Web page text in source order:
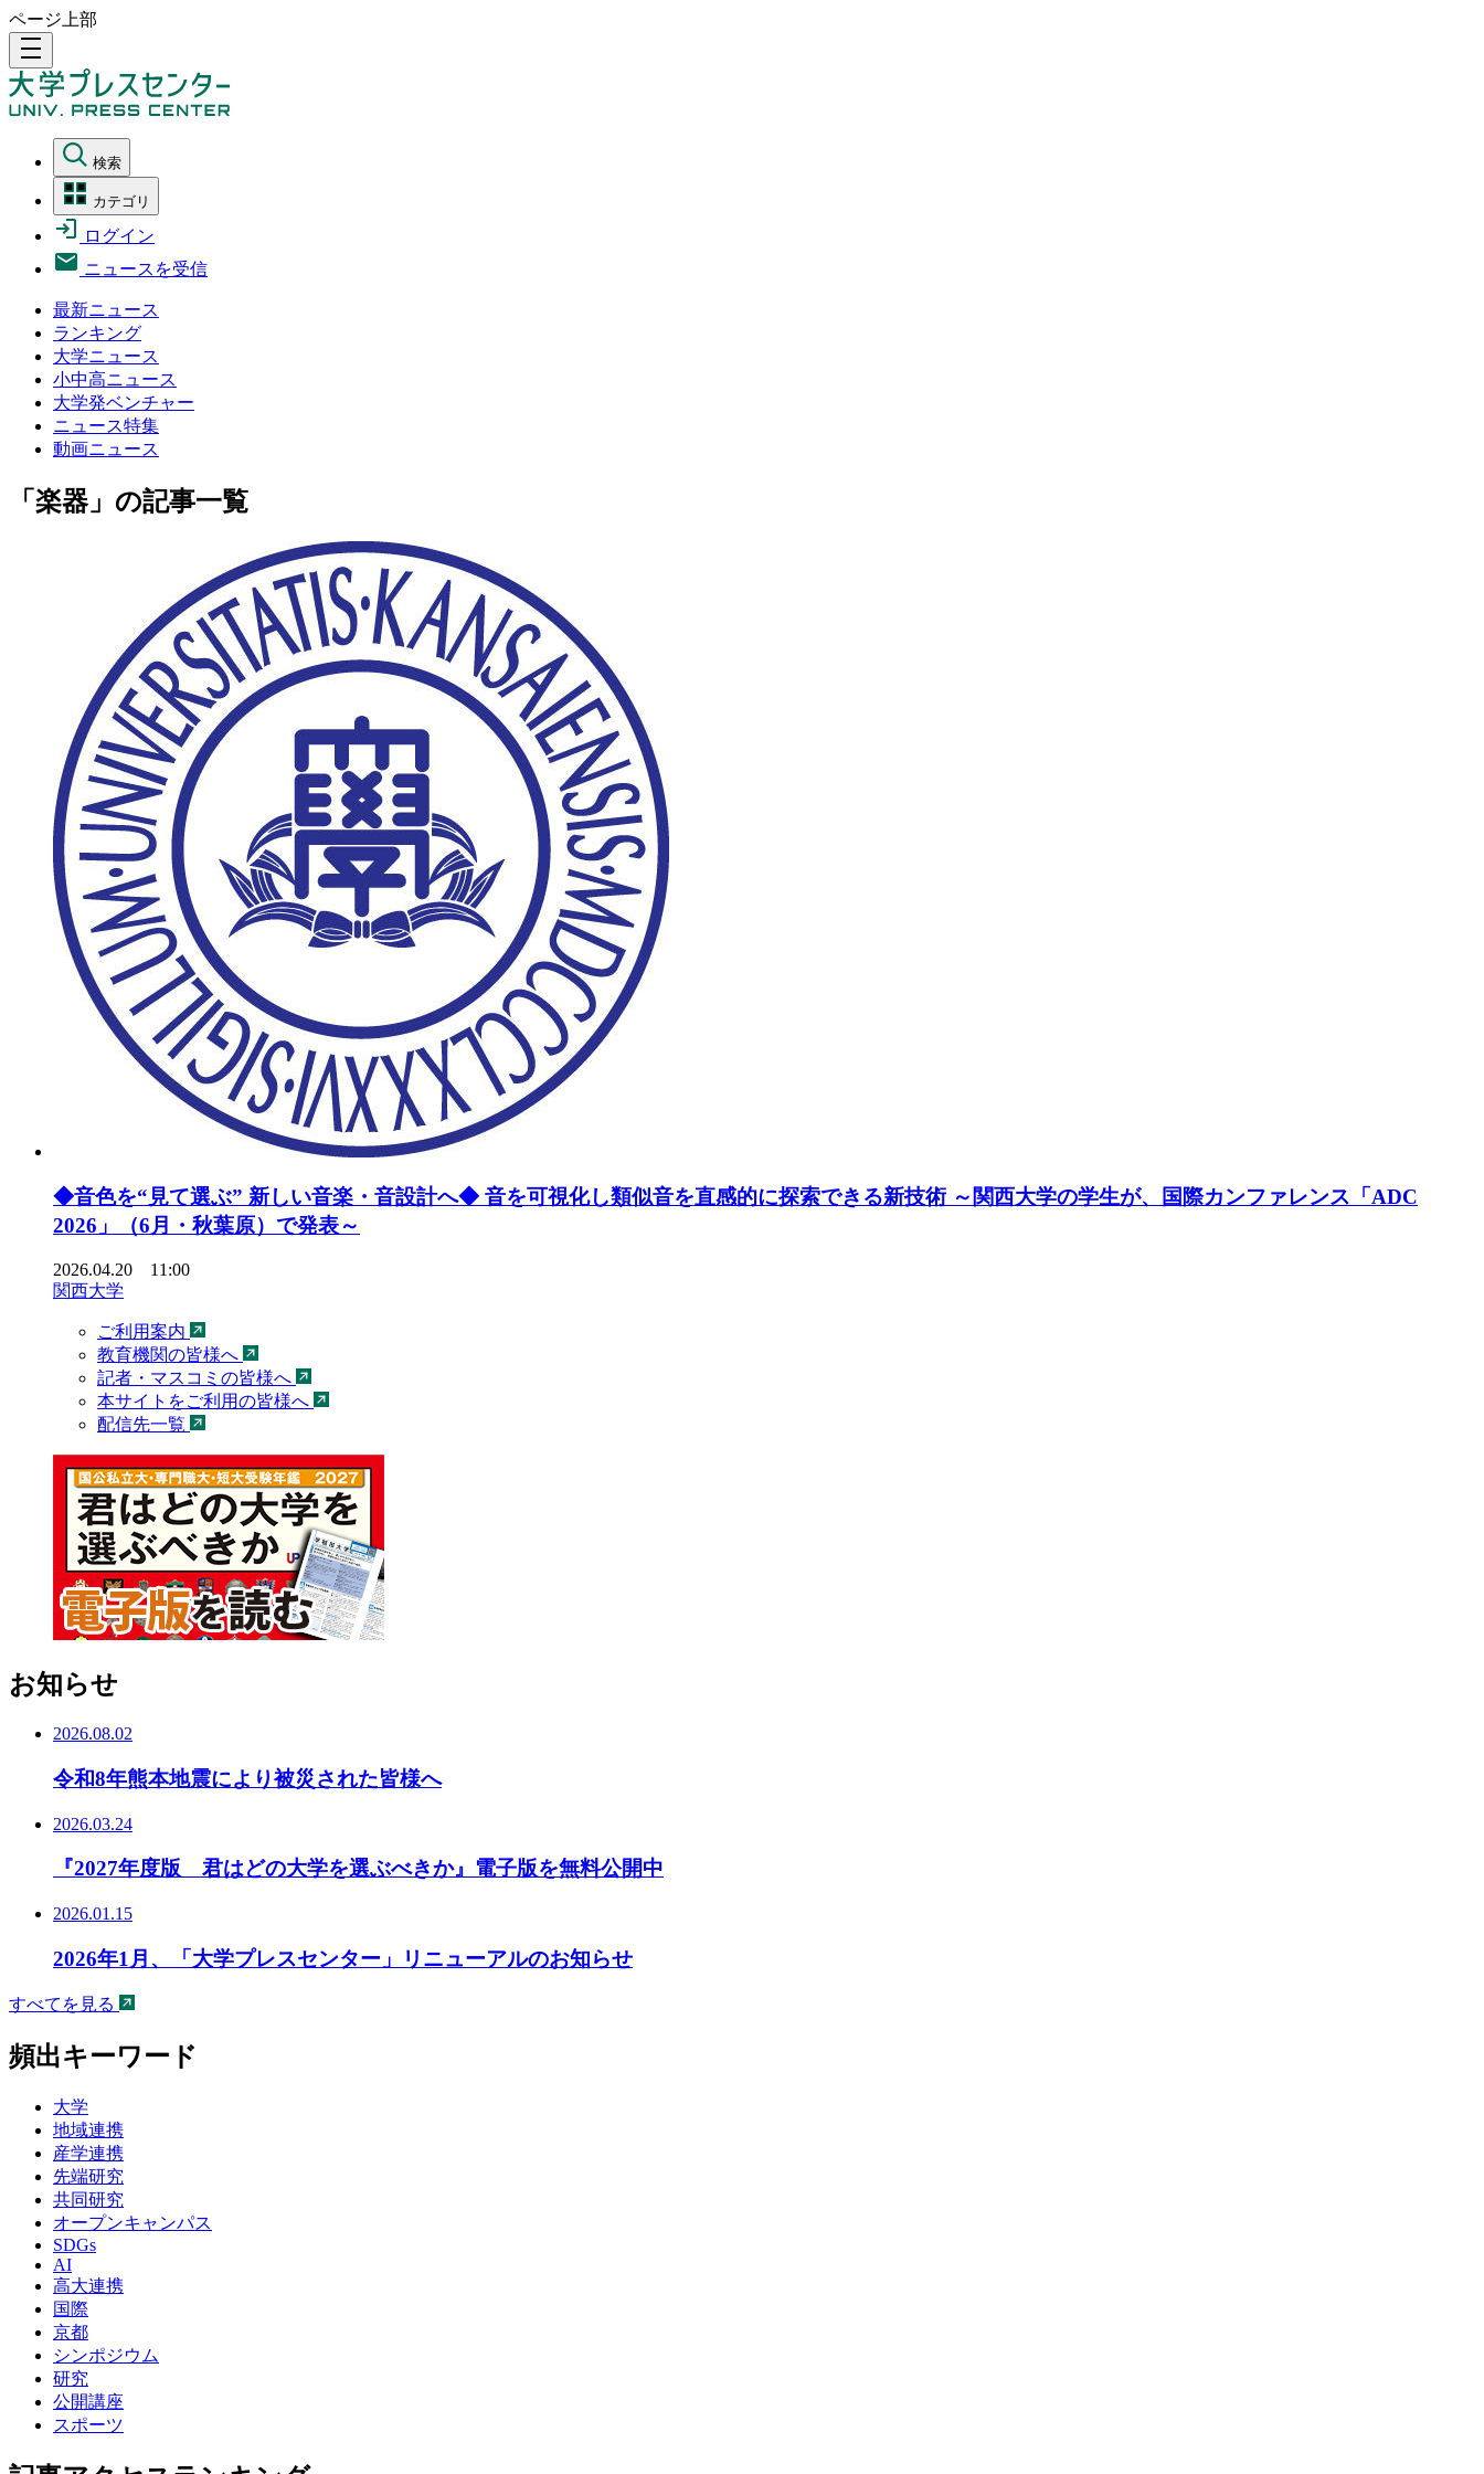
ページ上部
density_medium
検索
カテゴリ
ログイン
ニュースを受信
最新ニュース
ランキング
大学ニュース
小中高ニュース
大学発ベンチャー
ニュース特集
動画ニュース
「楽器」の記事一覧
◆音色を“見て選ぶ” 新しい音楽・音設計へ◆ 音を可視化し類似音を直感的に探索できる新技術 ～関西大学の学生が、国際カンファレンス「ADC
2026」（6月・秋葉原）で発表～
2026.04.20 11:00
関西大学
ご利用案内
教育機関の皆様へ
記者・マスコミの皆様へ
本サイトをご利用の皆様へ
配信先一覧
お知らせ
2026.08.02
令和8年熊本地震により被災された皆様へ
2026.03.24
『2027年度版 君はどの大学を選ぶべきか』電子版を無料公開中
2026.01.15
2026年1月、「大学プレスセンター」リニューアルのお知らせ
すべてを見る
頻出キーワード
大学
地域連携
産学連携
先端研究
共同研究
オープンキャンパス
SDGs
AI
高大連携
国際
京都
シンポジウム
研究
公開講座
スポーツ